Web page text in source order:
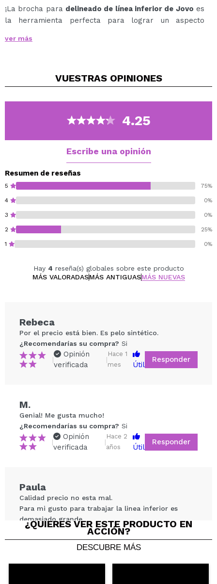
¡La brocha para delineado de línea inferior de Jovo es
la herramienta perfecta para lograr un aspecto
Con su forma fina y precisa, esta brocha te permite
Su tamaño compacto la hace fácil de manejar, y su
resistencia a largo plazo.
Además, esta brocha también es ideal para aplicar
sombras o iluminador en la línea de las pestañas
en el maquillaje de ojos.
con esta brocha de delineado de línea inferior!
Cruelty free.
ver más
VUESTRAS OPINIONES
4.25
Escribe una opinión
Resumen de reseñas
5 75%
4 0%
3 0%
2 25%
1 0%
Hay 4 reseña(s) globales sobre este producto
MÁS VALORADASMÁS ANTIGUASMÁS NUEVAS
Compartir un vídeo o una foto
Tu vídeo podría ser el primero. Imagínatelo...
Rebeca
Por el precio está bien. Es pelo sintético.
¿Recomendarías su compra? Si
|
Opinión
verificada
|
Hace 1
mes
Útil
Responder
M.
Genial! Me gusta mucho!
¿Recomendarías su compra? Si
|
Opinión
verificada
|
Hace 2
años
Útil
Responder
Paula
Calidad precio no esta mal.
Para mi gusto para trabajar la linea inferior es
demasiado grande.
¿Recomendarías su compra?Si
Opinión
verificada
|
Hace 2
años
Útil
¿QUIERES VER ESTE PRODUCTO EN
ACCIÓN?
DESCUBRE MÁS